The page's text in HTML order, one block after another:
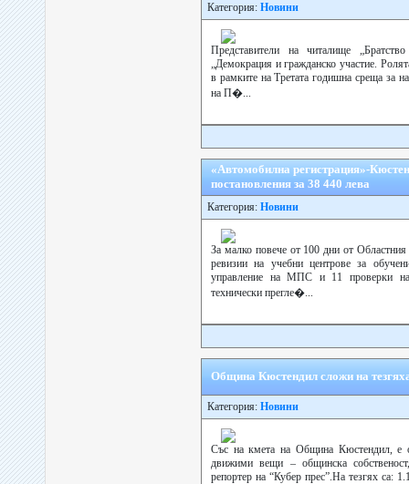
Категория: Новини
Представители на читалище
„Демокрация и гражданско участие.
в рамките на Третата годишна среща за
на П�...
«Автомобилна регистрация»-
постановления за 38 440 лева
Категория: Новини
За малко повече от 100 дни от
ревизии на учебни центрове за
управление на МПС и 11 проверки на
технически прегле�...
Община Кюстендил сложи на
Категория: Новини
Със на кмета на Община Кюстендил, е
движими вещи – общинска
репортер на “Кубер прес”.На тезгях са: